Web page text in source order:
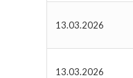
13.03.2026
13.03.2026